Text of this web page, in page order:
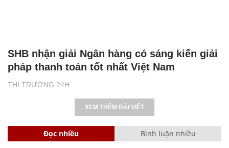
THỊ TRƯỜNG 24H
SHB nhận giải Ngân hàng có sáng kiến giải
pháp thanh toán tốt nhất Việt Nam
XEM THÊM BÀI VIẾT
Đọc nhiều Bình luận nhiều